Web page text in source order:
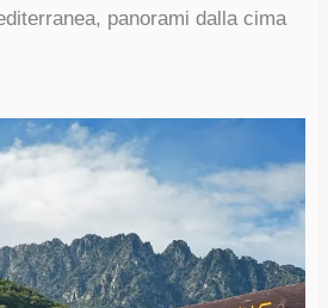
panorami dalla cima